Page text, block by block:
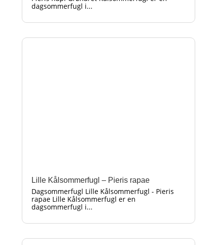
dagsommerfugl i...
Lille Kålsommerfugl – Pieris rapae
Dagsommerfugl Lille Kålsommerfugl - Pieris
rapae Lille Kålsommerfugl er en
dagsommerfugl i...